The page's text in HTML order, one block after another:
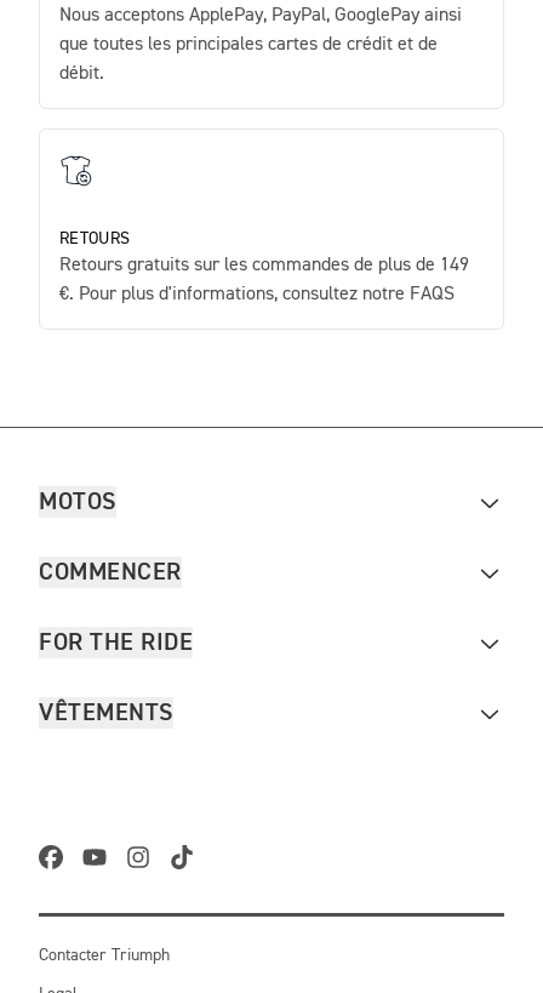
Nous acceptons ApplePay, PayPal, GooglePay ainsi
que toutes les principales cartes de crédit et de
débit.
RETOURS
Retours gratuits sur les commandes de plus de 149
€. Pour plus d'informations, consultez notre FAQS
MOTOS
COMMENCER
FOR THE RIDE
VÊTEMENTS
Contacter Triumph